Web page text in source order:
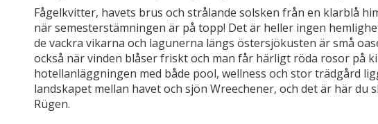
Fågelkvitter, havets brus och strålande solsken från en klarblå
när semesterstämningen är på topp! Det är heller ingen
de vackra vikarna och lagunerna längs östersjökusten är små
också när vinden blåser friskt och man får härligt röda rosor på
hotellanläggningen med både pool, wellness och stor trädgård
landskapet mellan havet och sjön Wreechener, och det är här du
Rügen.